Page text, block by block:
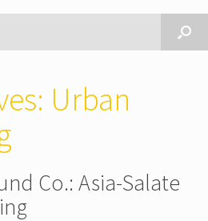
Urban
Co.: Asia-Salate